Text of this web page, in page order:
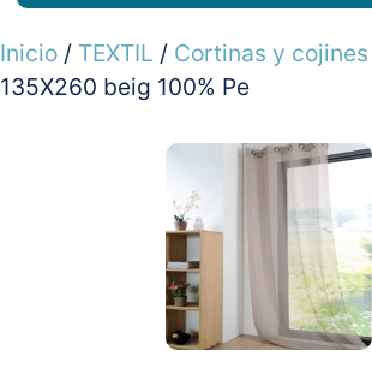
Inicio / TEXTIL / Cortinas y cojines
135X260 beig 100% Pe